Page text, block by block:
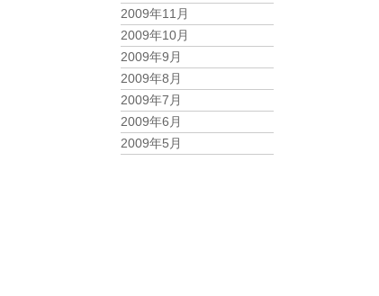
2009年11月
2009年10月
2009年9月
2009年8月
2009年7月
2009年6月
2009年5月